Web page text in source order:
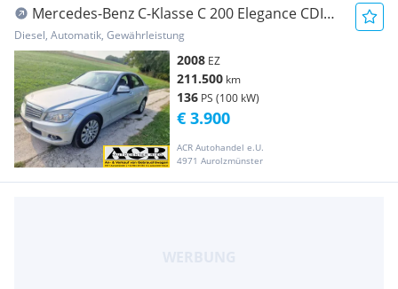
Mercedes-Benz C-Klasse C 200 Elegance CDI
Automatik *Export-Bastler*
Diesel, Automatik, Gewährleistung
2008 EZ
211.500 km
136 PS (100 kW)
ACR Autohandel e.U.
4971 Aurolzmünster
€ 3.900